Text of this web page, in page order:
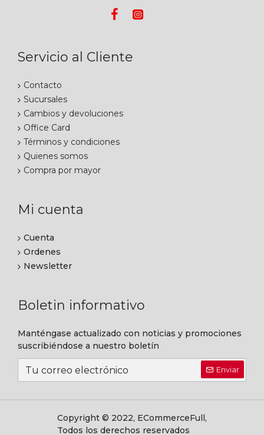
Servicio al Cliente
Contacto
Sucursales
Cambios y devoluciones
Office Card
Términos y condiciones
Quienes somos
Compra por mayor
Mi cuenta
Cuenta
Ordenes
Newsletter
Boletin informativo
Manténgase actualizado con noticias y promociones
suscribiéndose a nuestro boletín
Enviar
Copyright © 2022, ECommerceFull,
Todos los derechos reservados